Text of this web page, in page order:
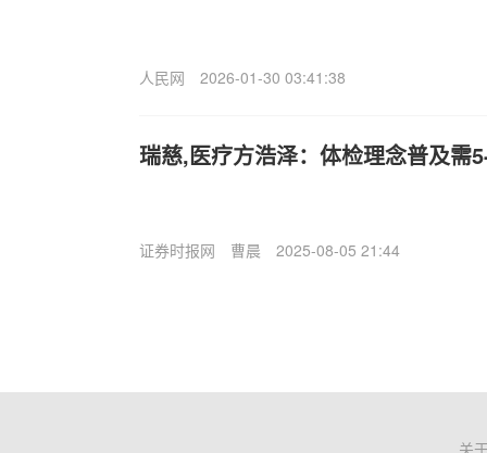
人民网 2026-01-30 03:41:38
瑞慈,医疗方浩泽：体检理念普及需
证券时报网 曹晨 2025-08-05 21:44
关